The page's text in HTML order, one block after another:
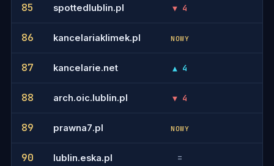
85 spottedlublin.pl ▼ 4
86 kancelariaklimek.pl NOWY
87 kancelarie.net ▲ 4
88 arch.oic.lublin.pl ▼ 4
89 prawna7.pl NOWY
90 lublin.eska.pl =